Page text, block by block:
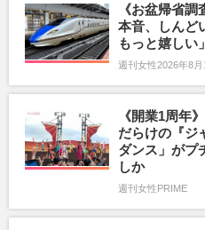
《お盆帰省
本音、しんど
もっと嬉しい
週刊女性2026年8
《開業1周年
だらけの『ジ
ダンス」がプ
しか
週刊女性PRIME